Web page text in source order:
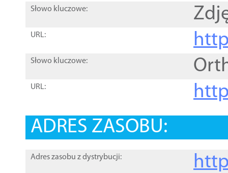
Słowo kluczowe:
URL:
Słowo kluczowe:
URL:
ADRES ZASOBU:
Adres zasobu z dystrybucji: